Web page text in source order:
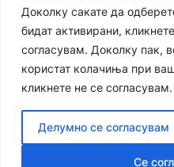
Доколку сакате да
бидат активирани,
согласувам. Доколку пак,
користат колачиња при
кликнете не се согласувам.
Делумно се согласувам
Се
Едукативни
Сè за домот
Спортски реквизити